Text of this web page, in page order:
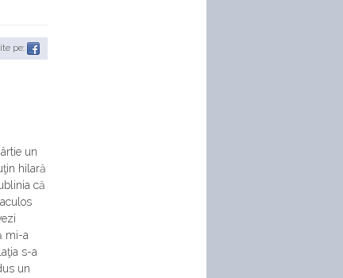
pe:
un
hilară
că
mi-a
s-a
un